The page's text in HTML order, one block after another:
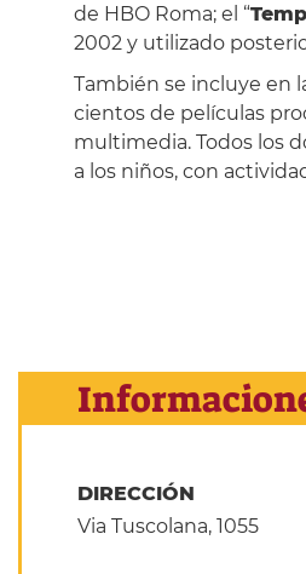
de HBO Roma; el “
2002 y utilizado
También se incluye en
cientos de películas
multimedia. Todos los
a los niños, con
DIRECCIÓN
Via Tuscolana, 1055